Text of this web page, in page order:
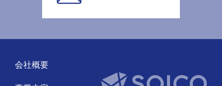
会社概要